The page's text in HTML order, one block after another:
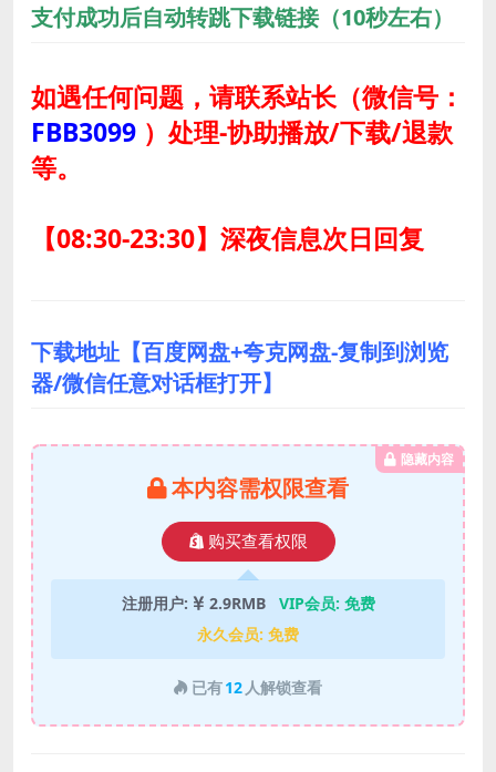
支付成功后自动转跳下载链接（10秒左右）
如遇任何问题，请联系站长（微信号：
FBB3099 ） 处理-协助播放/下载/退款
等。
【08:30-23:30】深夜信息次日回复
下载地址【百度网盘+夸克网盘-复制到浏览
器/微信任意对话框打开】
隐藏内容
本内容需权限查看
购买查看权限
注册用户: 2.9RMB VIP会员: 免费
永久会员: 免费
已有12 人解锁查看